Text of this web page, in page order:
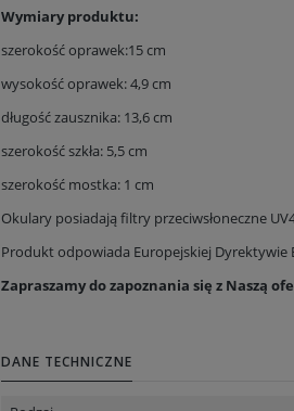
Wymiary produktu:
szerokość oprawek:15 cm
wysokość oprawek: 4,9 cm
długość zausznika: 13,6 cm
szerokość szkła: 5,5 cm
szerokość mostka: 1 cm
Okulary posiadają filtry przeciwsłoneczne
Produkt odpowiada Europejskiej Dyrektywie
Zapraszamy do zapoznania się z Naszą
DANE TECHNICZNE